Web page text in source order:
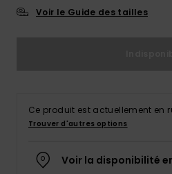
Voir le Guide des tailles
Ce produit est actuellement en
Trouver d'autres options
Voir la disponibilité